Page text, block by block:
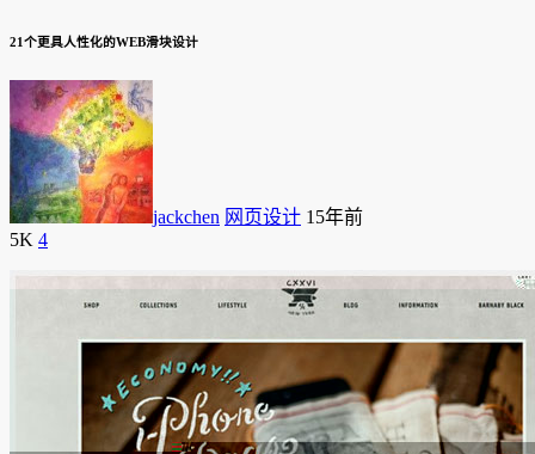
21个更具人性化的WEB滑块设计
jackchen 网页设计 15年前
5K 4